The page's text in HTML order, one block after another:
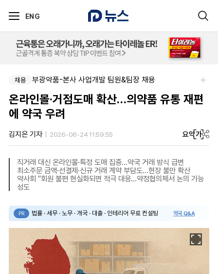
ENG
채용 부광약품-본사 사업개발 팀원&팀장 채용
온라인몰·거점도매 확산…의약품 유통 재편
에 약국 우려
김지은 기자 2026-06-24 11:59:55 요약가
직거래 대신 온라인몰·특정 도매 집중…약국 거래 방식 급변
최소주문 금액·선결제·신규 거래 계약 부담도…현장 불만 확산
약사회 "회원 불편 현실화되면 적극 대응…약정협의체서 논의 가능
성도
PR 법률 · 세무 · 노무 · 개국 · 대출 · 인테리어 무료 컨설팅 약국 Q&A